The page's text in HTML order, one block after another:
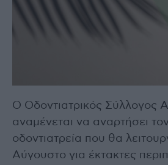
Ο Οδοντιατρικός Σύλλογος
αναμένεται να αναρτήσει
οδοντιατρεία που θα
Αύγουστο για έκτακτες